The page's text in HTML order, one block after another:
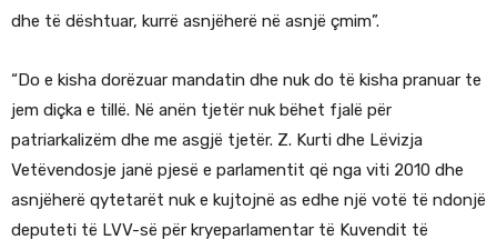
dhe të dështuar, kurrë asnjëherë në asnjë çmim”.
“Do e kisha dorëzuar mandatin dhe nuk do të kisha pranuar te
jem diçka e tillë. Në anën tjetër nuk bëhet fjalë për
patriarkalizëm dhe me asgjë tjetër. Z. Kurti dhe Lëvizja
Vetëvendosje janë pjesë e parlamentit që nga viti 2010 dhe
asnjëherë qytetarët nuk e kujtojnë as edhe një votë të ndonjë
deputeti të LVV-së për kryeparlamentar të Kuvendit të